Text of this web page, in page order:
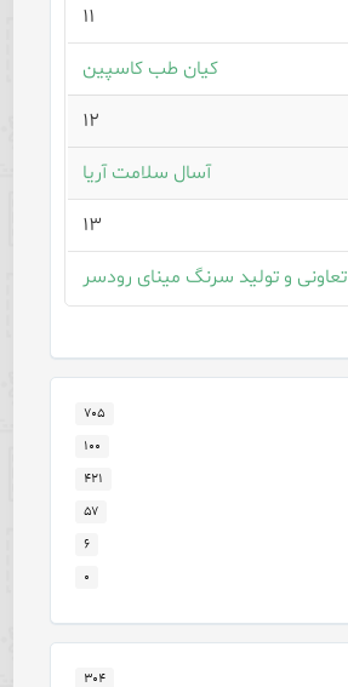
۱۱
کیان طب کاسپین
۱۲
آسال سلامت آریا
۱۳
تعاونی و تولید سرنگ مینای رودسر
۷۰۵
۱۰۰
۴۲۱
۵۷
۶
۰
۳۰۴